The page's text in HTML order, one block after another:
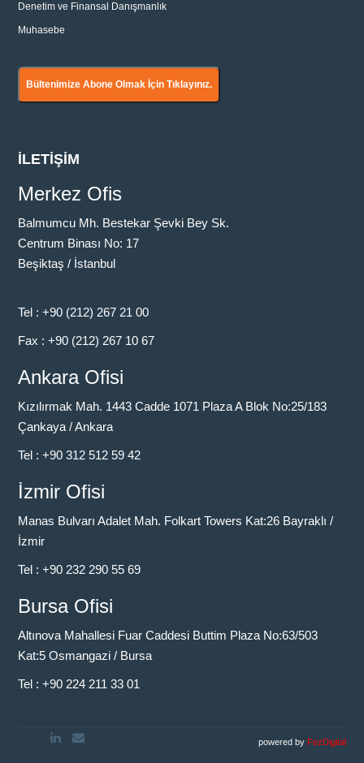
Vergi Usul Kanunu Uyarınca Yapılan Reeskont
İşlemlerinde Kullanılan Reeskont...
Tam Mükellef Kurumlar Tarafından Dağıtılan Kâr
Denetim ve Finansal Danışmanlık
Muhasebe
Bültenimize Abone Olmak İçin Tıklayınız.
İLETİŞİM
Merkez Ofis
Balmumcu Mh. Bestekar Şevki Bey Sk.
Centrum Binası No: 17
Beşiktaş / İstanbul
Tel :+90 (212) 267 21 00
Fax :+90 (212) 267 10 67
Ankara Ofisi
Kızılırmak Mah. 1443 Cadde 1071 Plaza A Blok No:25/183
Çankaya / Ankara
Tel :+90 312 512 59 42
İzmir Ofisi
Manas Bulvarı Adalet Mah. Folkart Towers Kat:26 Bayraklı /
İzmir
Tel :+90 232 290 55 69
Bursa Ofisi
Altınova Mahallesi Fuar Caddesi Buttim Plaza No:63/503
Kat:5 Osmangazi / Bursa
Tel :+90 224 211 33 01
powered by FezDigital